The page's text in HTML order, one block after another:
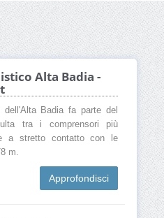
Alta Badia -
dell'Alta Badia fa parte del
tra i comprensori più
a stretto contatto con le
m.
Approfondisci